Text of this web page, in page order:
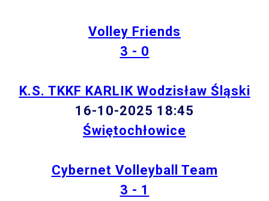
Volley Friends
3 - 0
K.S. TKKF KARLIK Wodzisław Śląski
16-10-2025 18:45
Świętochłowice
Cybernet Volleyball Team
3 - 1